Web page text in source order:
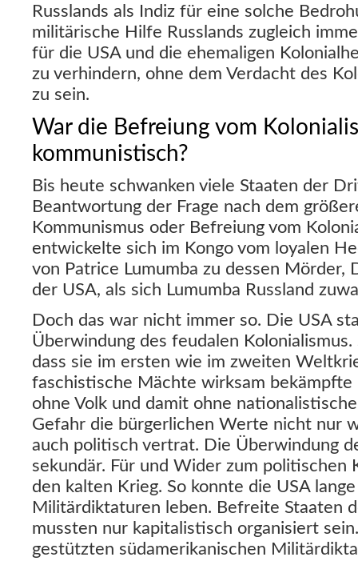
Russlands als Indiz für eine solche
militärische Hilfe Russlands zugleich
für die USA und die ehemaligen
zu verhindern, ohne dem Verdacht des
zu sein.
War die Befreiung vom
kommunistisch?
Bis heute schwanken viele Staaten der
Beantwortung der Frage nach dem
Kommunismus oder Befreiung vom
entwickelte sich im Kongo vom loyalen
von Patrice Lumumba zu dessen Mörder,
der USA, als sich Lumumba Russland
Doch das war nicht immer so. Die USA
Überwindung des feudalen
dass sie im ersten wie im zweiten
faschistische Mächte wirksam bekämpfte
ohne Volk und damit ohne
Gefahr die bürgerlichen Werte nicht nur
auch politisch vertrat. Die Überwindung
sekundär. Für und Wider zum politischen
den kalten Krieg. So konnte die USA
Militärdiktaturen leben. Befreite Staaten
mussten nur kapitalistisch organisiert
gestützten südamerikanischen